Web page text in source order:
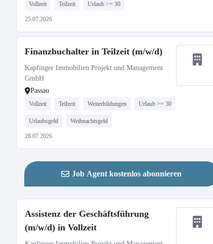
Vollzeit Teilzeit Urlaub >= 30
25.07.2026
Finanzbuchalter in Teilzeit (m/w/d)
Kapfinger Immobilien Projekt und Management
GmbH
Passau
Vollzeit Teilzeit Weiterbildungen Urlaub >= 30
Urlaubsgeld Weihnachtsgeld
28.07.2026
Job Agent kostenlos abonnieren
Assistenz der Geschäftsführung
(m/w/d) in Vollzeit